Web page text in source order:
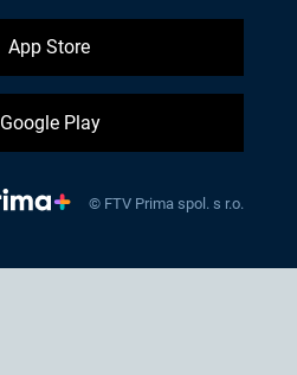
App Store
Google Play
© FTV Prima spol. s r.o.